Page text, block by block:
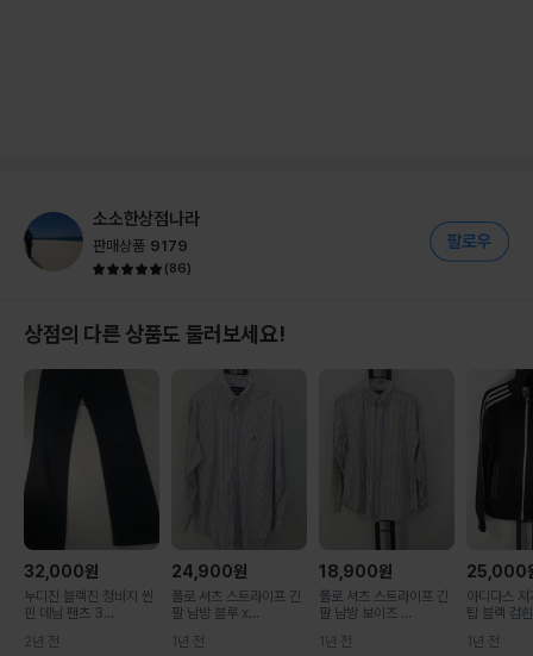
소소한상점나라
판매상품 9179
(86)
상점의 다른 상품도 둘러보세요!
32,000원
누디진 블랙진 청바지 씬
핀 데님 팬츠 3...
2년 전
24,900원
폴로 셔츠 스트라이프 긴
팔 남방 블루 x...
1년 전
18,900원
폴로 셔츠 스트라이프 긴
팔 남방 보이즈 ...
1년 전
25,000
아디다스
탑 블랙 검
1년 전